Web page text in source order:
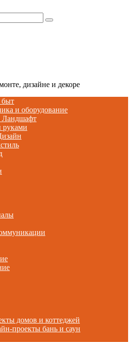
дизайне и декоре
быт
и оборудование
Ландшафт
руками
домов и коттеджей
проекты бань и саун